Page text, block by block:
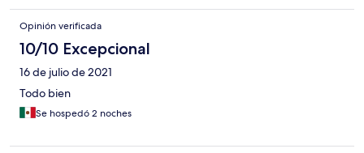
Opinión verificada
10/10 Excepcional
16 de julio de 2021
Todo bien
Se hospedó 2 noches